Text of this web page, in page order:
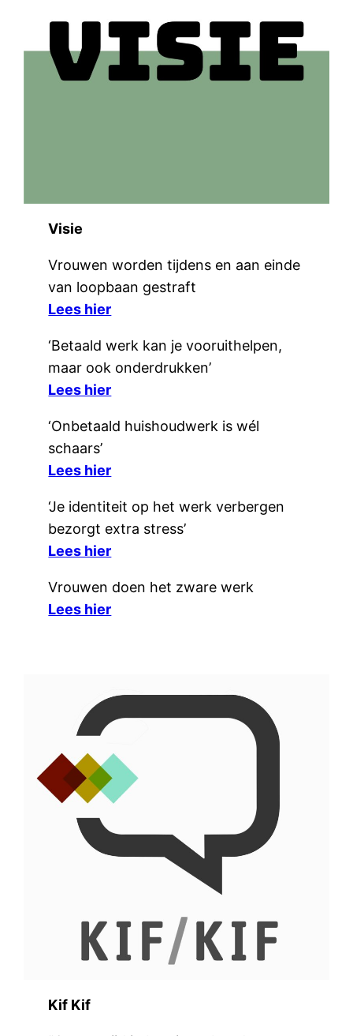
Visie
Vrouwen worden tijdens en aan einde
van loopbaan gestraft
Lees hier
‘Betaald werk kan je vooruithelpen,
maar ook onderdrukken’
Lees hier
‘Onbetaald huishoudwerk is wél
schaars’
Lees hier
‘Je identiteit op het werk verbergen
bezorgt extra stress’
Lees hier
Vrouwen doen het zware werk
Lees hier
Kif Kif